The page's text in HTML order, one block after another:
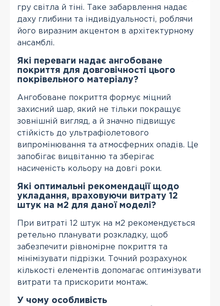
гру світла й тіні. Таке забарвлення надає
даху глибини та індивідуальності, роблячи
його виразним акцентом в архітектурному
ансамблі.
Які переваги надає ангобоване
покриття для довговічності цього
покрівельного матеріалу?
Ангобоване покриття формує міцний
захисний шар, який не тільки покращує
зовнішній вигляд, а й значно підвищує
стійкість до ультрафіолетового
випромінювання та атмосферних опадів. Це
запобігає вицвітанню та зберігає
насиченість кольору на довгі роки.
Які оптимальні рекомендації щодо
укладання, враховуючи витрату 12
штук на м2 для даної моделі?
При витраті 12 штук на м2 рекомендується
ретельно планувати розкладку, щоб
забезпечити рівномірне покриття та
мінімізувати підрізки. Точний розрахунок
кількості елементів допомагає оптимізувати
витрати та прискорити монтаж.
У чому особливість